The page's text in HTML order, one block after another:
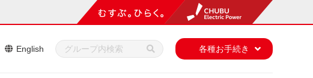
English 各種お手続き